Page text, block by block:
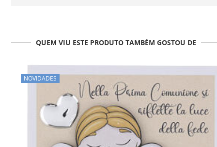
QUEM VIU ESTE PRODUTO TAMBÉM GOSTOU DE
NOVIDADES